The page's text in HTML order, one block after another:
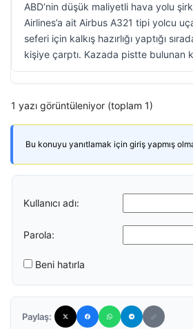
ABD’nin düşük maliyetli hava yolu
Airlines’a ait Airbus A321 tipi yolcu
seferi için kalkış hazırlığı yaptığı
kişiye çarptı. Kazada pistte bulunan
1 yazı görüntüleniyor (toplam 1)
Bu konuyu yanıtlamak için giriş yapmış
Kullanıcı adı:
Parola:
Beni hatırla
Paylaş: